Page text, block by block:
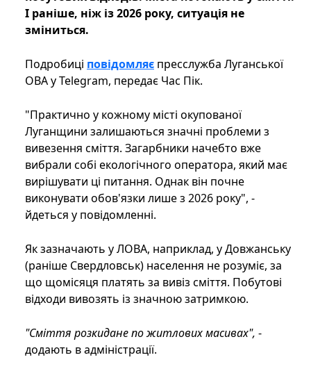
І раніше, ніж із 2026 року, ситуація не
зміниться.
Подробиці повідомляє пресслужба Луганської
ОВА у Telegram, передає Час Пік.
"Практично у кожному місті окупованої
Луганщини залишаються значні проблеми з
вивезення сміття. Загарбники начебто вже
вибрали собі екологічного оператора, який має
вирішувати ці питання. Однак він почне
виконувати обов'язки лише з 2026 року", -
йдеться у повідомленні.
Як зазначають у ЛОВА, наприклад, у Довжанську
(раніше Свердловськ) населення не розуміє, за
що щомісяця платять за вивіз сміття. Побутові
відходи вивозять із значною затримкою.
"Сміття розкидане по житлових масивах", -
додають в адміністрації.